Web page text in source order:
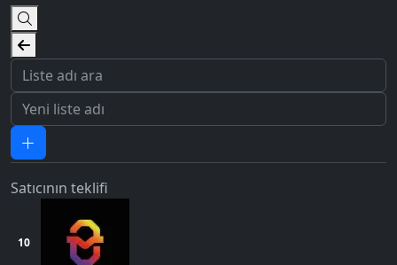
Satıcının teklifi
10